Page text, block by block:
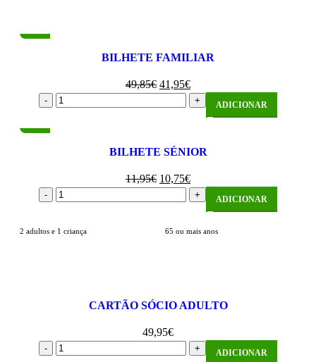
-16%
BILHETE FAMILIAR
49,85€ 41,95€
ADICIONAR
-10%
BILHETE SÉNIOR
11,95€ 10,75€
ADICIONAR
2 adultos e 1 criança 65 ou mais anos
CARTÃO SÓCIO ADULTO
49,95€
ADICIONAR